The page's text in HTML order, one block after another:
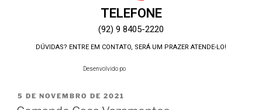
TELEFONE
(92) 9 8405-2220
DÚVIDAS? ENTRE EM CONTATO, SERÁ UM PRAZER ATENDE-LO!
Desenvolvido por:
5 DE NOVEMBRO DE 2021